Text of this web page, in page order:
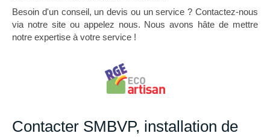
Besoin d'un conseil, un devis ou un service ? Contactez-nous
via notre site ou appelez nous. Nous avons hâte de mettre
notre expertise à votre service !
Contacter SMBVP, installation de